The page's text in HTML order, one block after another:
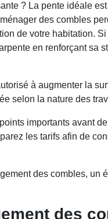
? La pente idéale
des combles
de votre habitation.
en renforçant sa
à augmenter la
selon la nature des
importants avant
les tarifs afin de
des combles,
des